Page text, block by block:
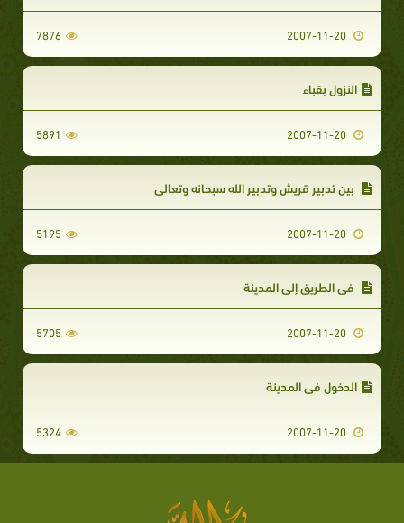
7876
النزول بقباء
5891
بين تدبير قريش وتدبير الله سبحانه وتعالى
5195
في الطريق إلى المدينة
5705
الدخول في المدينة
5324